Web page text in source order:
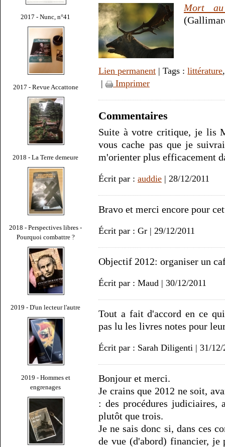
2017 - Nunc, n°41
2017 - Revue Accattone
2018 - La Terre demeure
2018 - Perspectives libres -
Pourquoi combattre ?
2019 - D'un lecteur l'autre
2019 - Hommes et
engrenages
Mort au
Lien permanent | Tags :littérature
|
Imprimer
Commentaires
Suite à votre critique, je lis
vous cache pas que je
m'orienter plus efficacement
Écrit par : auddie | 28/12/2011
Bravo et merci encore pour
Écrit par : Gr | 29/12/2011
Objectif 2012: organiser un
Écrit par : Maud | 30/12/2011
Tout a fait d'accord en ce
pas lu les livres notes pour
Écrit par : Sarah Diligenti | 31/12/
Bonjour et merci.
Je crains que 2012 ne soit,
: des procédures judiciaires,
plutôt que trois.
Je ne sais donc si, dans ces
de vue (d'abord) financier,